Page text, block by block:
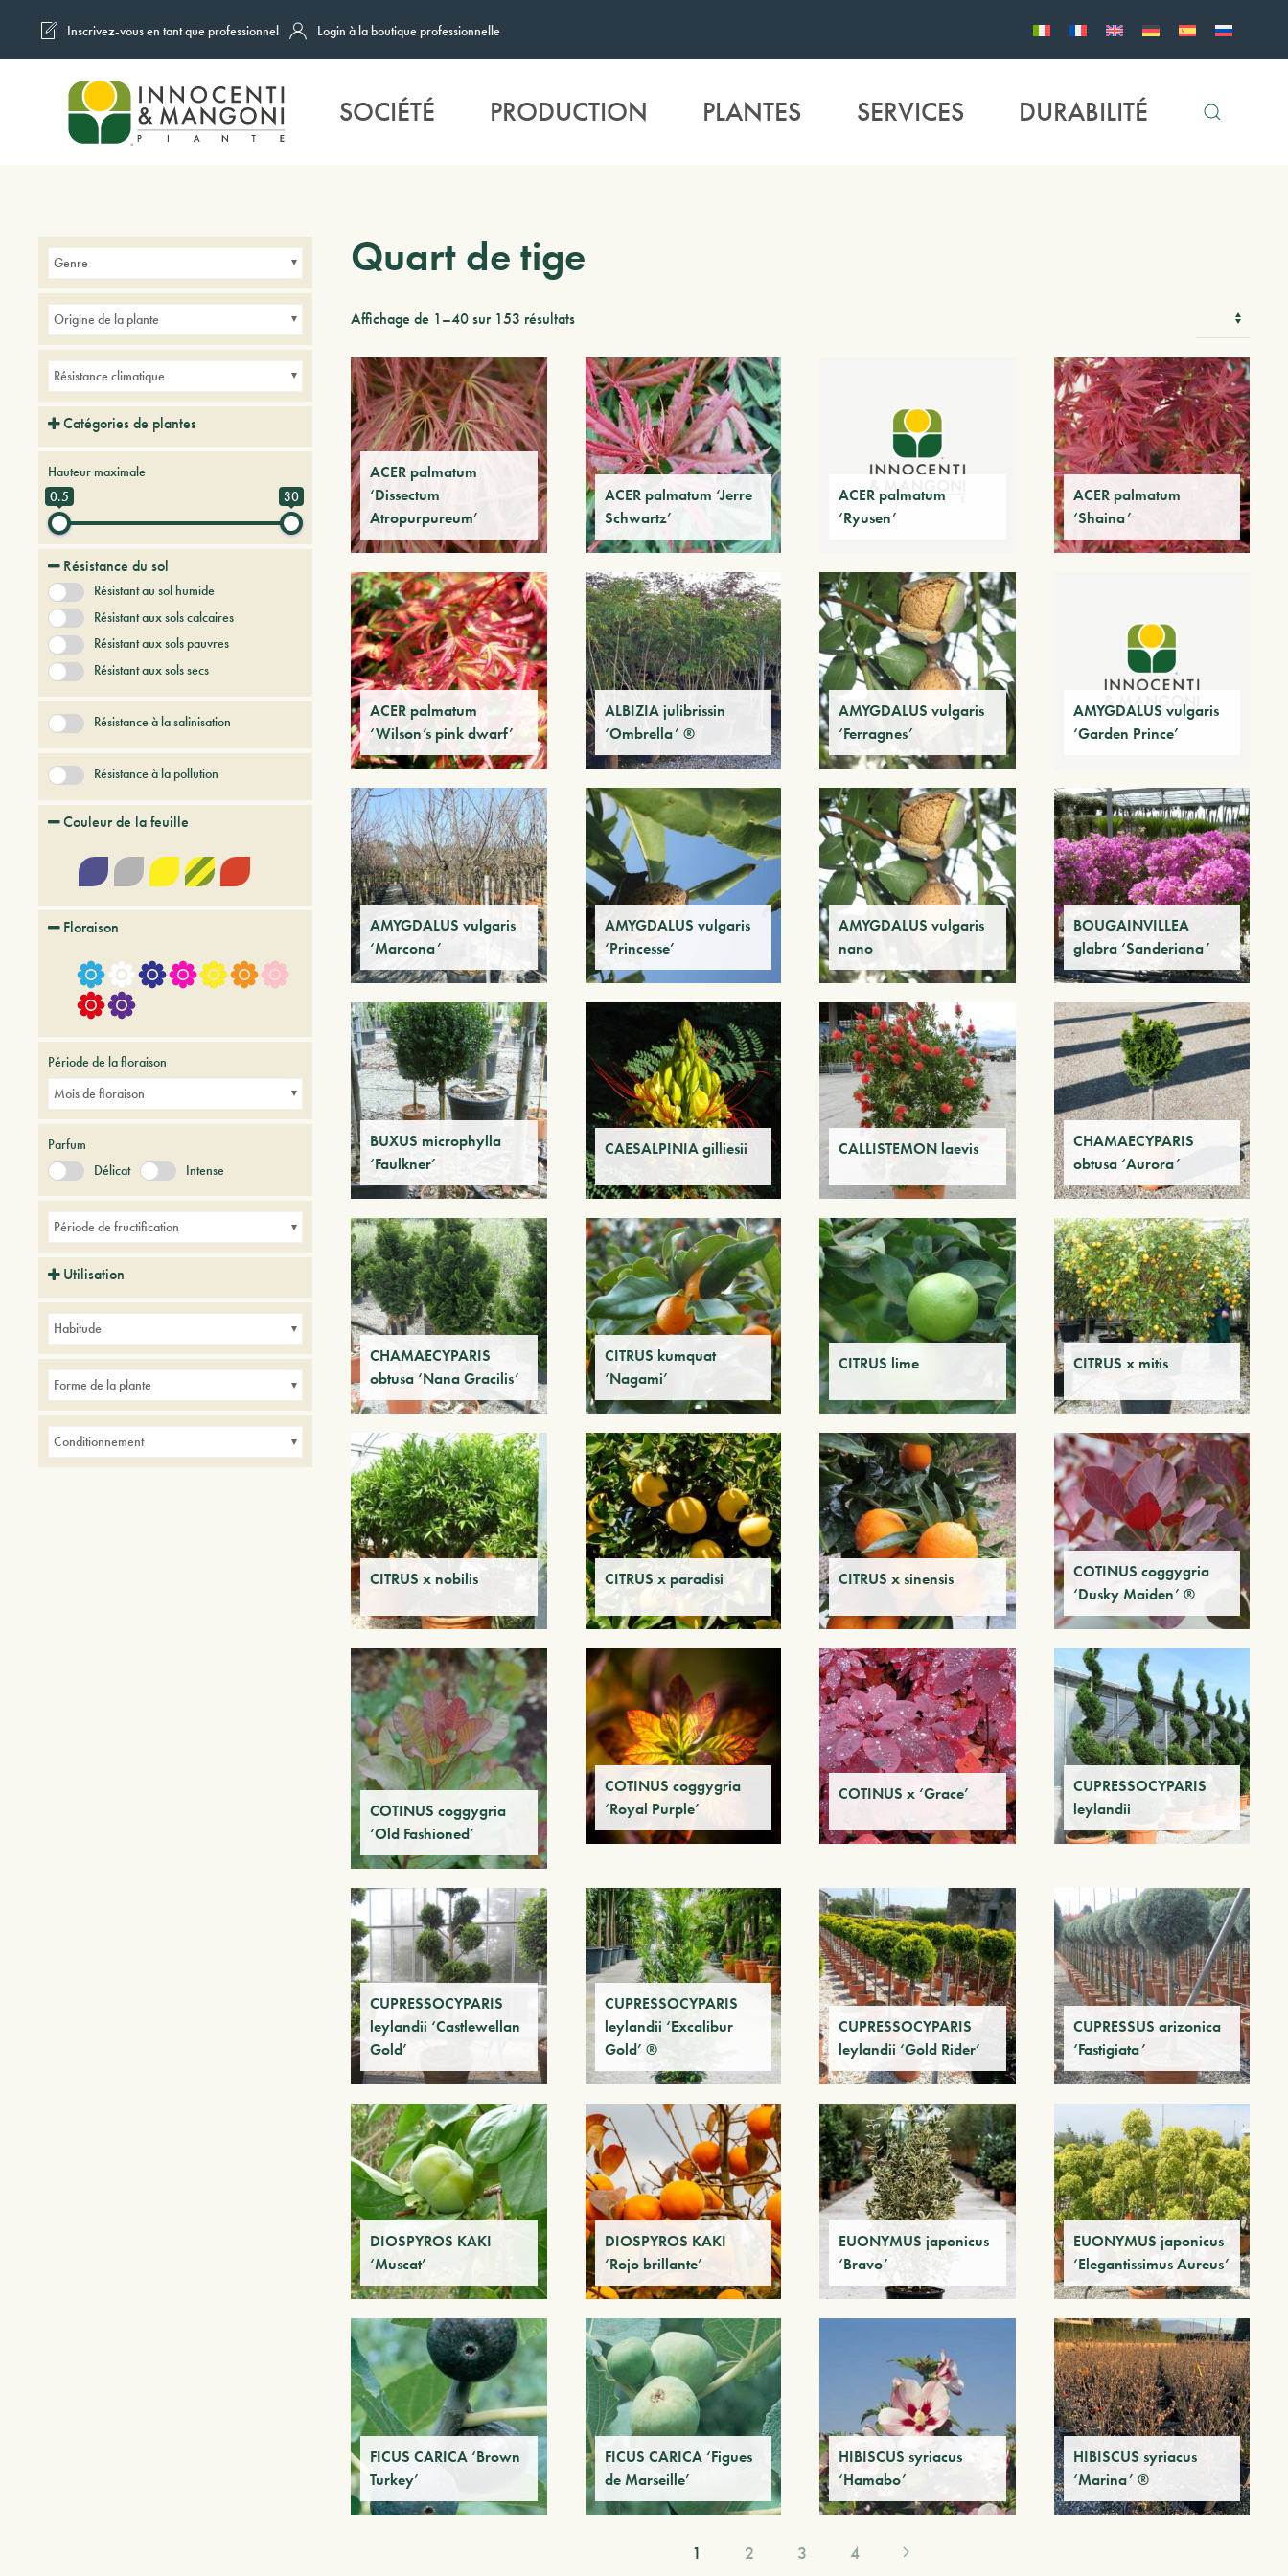
Skip to main content
Inscrivez-vous en tant que professionnel Login à la boutique professionnelle
SOCIÉTÉ PRODUCTION PLANTES SERVICES DURABILITÉ
Quart de tige
Affichage de 1–40 sur 153 résultats
ACER palmatum
‘Dissectum
Atropurpureum’
ACER palmatum ‘Jerre
Schwartz’
ACER palmatum
‘Ryusen’
ACER palmatum
‘Shaina’
ACER palmatum
‘Wilson’s pink dwarf’
ALBIZIA julibrissin
‘Ombrella’ ®
AMYGDALUS vulgaris
‘Ferragnes’
AMYGDALUS vulgaris
‘Garden Prince’
AMYGDALUS vulgaris
‘Marcona’
AMYGDALUS vulgaris
‘Princesse’
AMYGDALUS vulgaris
nano
BOUGAINVILLEA
glabra ‘Sanderiana’
BUXUS microphylla
‘Faulkner’
CAESALPINIA gilliesii CALLISTEMON laevis
CHAMAECYPARIS
obtusa ‘Aurora’
CHAMAECYPARIS
obtusa ‘Nana Gracilis’
CITRUS kumquat
‘Nagami’
CITRUS lime CITRUS x mitis
CITRUS x nobilis CITRUS x paradisi CITRUS x sinensis
COTINUS coggygria
‘Dusky Maiden’ ®
COTINUS coggygria
‘Old Fashioned’
COTINUS coggygria
‘Royal Purple’
COTINUS x ‘Grace’
CUPRESSOCYPARIS
leylandii
CUPRESSOCYPARIS
leylandii ‘Castlewellan
Gold’
CUPRESSOCYPARIS
leylandii ‘Excalibur
Gold’ ®
CUPRESSOCYPARIS
leylandii ‘Gold Rider’
CUPRESSUS arizonica
‘Fastigiata’
DIOSPYROS KAKI
‘Muscat’
DIOSPYROS KAKI
‘Rojo brillante’
EUONYMUS japonicus
‘Bravo’
EUONYMUS japonicus
‘Elegantissimus Aureus’
FICUS CARICA ‘Brown
Turkey’
FICUS CARICA ‘Figues
de Marseille’
HIBISCUS syriacus
‘Hamabo’
HIBISCUS syriacus
‘Marina’ ®
1 2 3 4
Genre
Origine de la plante
Résistance climatique
Catégories de plantes
Arbres et arbustes persistants
Arbres et Plantes du futur
Conifères
Fruitiers
Lianes
Hauteur maximale
0.5
30
Résistance du sol
Résistant au sol humide
Résistant aux sols calcaires
Résistant aux sols pauvres
Résistant aux sols secs
Résistance à la salinisation
Résistance à la pollution
Couleur de la feuille
Floraison
Période de la floraison
Mois de floraison
Parfum
Délicat
Intense
Période de fructification
Utilisation
Petits jardins
Habitude
Forme de la plante
Conditionnement